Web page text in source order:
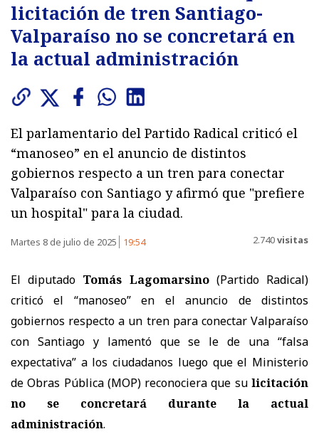
licitación de tren Santiago-
Valparaíso no se concretará en
la actual administración
El parlamentario del Partido Radical criticó el
“manoseo” en el anuncio de distintos
gobiernos respecto a un tren para conectar
Valparaíso con Santiago y afirmó que "prefiere
un hospital" para la ciudad.
Martes 8 de julio de 2025 19:54 2.740visitas
El diputado Tomás Lagomarsino(Partido Radical)
criticó el “manoseo” en el anuncio de distintos
gobiernos respecto a un tren para conectar Valparaíso
con Santiago y lamentó que se le de una “falsa
expectativa” a los ciudadanos luego que el Ministerio
de Obras Pública (MOP) reconociera que su licitación
no se concretará durante la actual
administración.